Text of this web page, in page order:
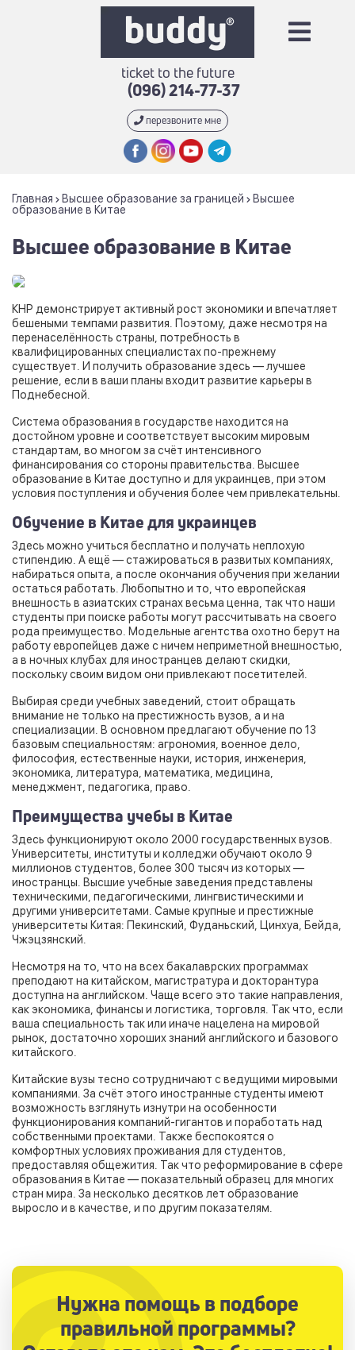
ticket to the future
(096) 214-77-37
перезвоните мне
Главная Высшее образование за границей
Высшее
образование в Китае
Высшее образование в Китае
КНР демонстрирует активный рост экономики и впечатляет
бешеными темпами развития. Поэтому, даже несмотря на
перенаселённость страны, потребность в
квалифицированных специалистах по-прежнему
существует. И получить образование здесь — лучшее
решение, если в ваши планы входит развитие карьеры в
Поднебесной.
Система образования в государстве находится на
достойном уровне и соответствует высоким мировым
стандартам, во многом за счёт интенсивного
финансирования со стороны правительства. Высшее
образование в Китае доступно и для украинцев, при этом
условия поступления и обучения более чем привлекательны.
Обучение в Китае для украинцев
Здесь можно учиться бесплатно и получать неплохую
стипендию. А ещё — стажироваться в развитых компаниях,
набираться опыта, а после окончания обучения при желании
остаться работать. Любопытно и то, что европейская
внешность в азиатских странах весьма ценна, так что наши
студенты при поиске работы могут рассчитывать на своего
рода преимущество. Модельные агентства охотно берут на
работу европейцев даже с ничем неприметной внешностью,
а в ночных клубах для иностранцев делают скидки,
поскольку своим видом они привлекают посетителей.
Выбирая среди учебных заведений, стоит обращать
внимание не только на престижность вузов, а и на
специализации. В основном предлагают обучение по 13
базовым специальностям: агрономия, военное дело,
философия, естественные науки, история, инженерия,
экономика, литература, математика, медицина,
менеджмент, педагогика, право.
Преимущества учебы в Китае
Здесь функционируют около 2000 государственных вузов.
Университеты, институты и колледжи обучают около 9
миллионов студентов, более 300 тысяч из которых —
иностранцы. Высшие учебные заведения представлены
техническими, педагогическими, лингвистическими и
другими университетами. Самые крупные и престижные
университеты Китая: Пекинский, Фуданьский, Цинхуа, Бейда,
Чжэцзянский.
Несмотря на то, что на всех бакалаврских программах
преподают на китайском, магистратура и докторантура
доступна на английском. Чаще всего это такие направления,
как экономика, финансы и логистика, торговля. Так что, если
ваша специальность так или иначе нацелена на мировой
рынок, достаточно хороших знаний английского и базового
китайского.
Китайские вузы тесно сотрудничают с ведущими мировыми
компаниями. За счёт этого иностранные студенты имеют
возможность взглянуть изнутри на особенности
функционирования компаний-гигантов и поработать над
собственными проектами. Также беспокоятся о
комфортных условиях проживания для студентов,
предоставляя общежития. Так что реформирование в сфере
образования в Китае — показательный образец для многих
стран мира. За несколько десятков лет образование
выросло и в качестве, и по другим показателям.
Нужна помощь в подборе
правильной программы?